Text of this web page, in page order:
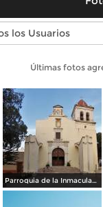
Fotos
Últimas fotos
Parroquia de la Inmaculada Concepción